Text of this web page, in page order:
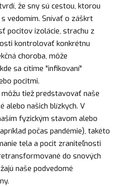
že sny sú cestou, ktorou
vedomím. Snívať o záškrt
pocitov izolácie, strachu z
kontrolovať konkrétnu
choroba, môže
sa cítime "infikovaní"
pocitmi.
tiež predstavovať naše
alebo našich blízkych. V
fyzickým stavom alebo
počas pandémie), takéto
tela a pocit zraniteľnosti
do snových
naše podvedomé